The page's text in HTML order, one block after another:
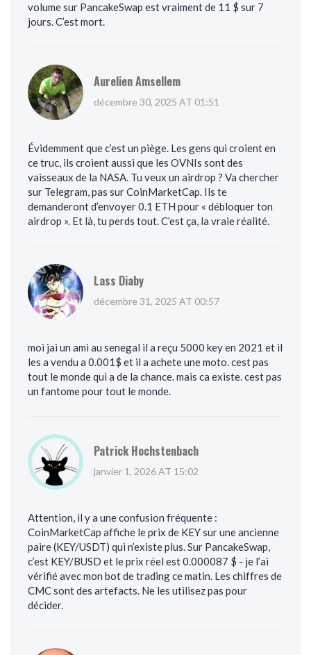
volume sur PancakeSwap est vraiment de 11 $ sur 7
jours. C’est mort.
Aurelien Amsellem
décembre 30, 2025 AT 01:51
Évidemment que c’est un piège. Les gens qui croient en
ce truc, ils croient aussi que les OVNIs sont des
vaisseaux de la NASA. Tu veux un airdrop ? Va chercher
sur Telegram, pas sur CoinMarketCap. Ils te
demanderont d’envoyer 0.1 ETH pour « débloquer ton
airdrop ». Et là, tu perds tout. C’est ça, la vraie réalité.
Lass Diaby
décembre 31, 2025 AT 00:57
moi jai un ami au senegal il a reçu 5000 key en 2021 et il
les a vendu a 0.001$ et il a achete une moto. cest pas
tout le monde qui a de la chance. mais ca existe. cest pas
un fantome pour tout le monde.
Patrick Hochstenbach
janvier 1, 2026 AT 15:02
Attention, il y a une confusion fréquente :
CoinMarketCap affiche le prix de KEY sur une ancienne
paire (KEY/USDT) qui n’existe plus. Sur PancakeSwap,
c’est KEY/BUSD et le prix réel est 0.000087 $ - je l’ai
vérifié avec mon bot de trading ce matin. Les chiffres de
CMC sont des artefacts. Ne les utilisez pas pour
décider.